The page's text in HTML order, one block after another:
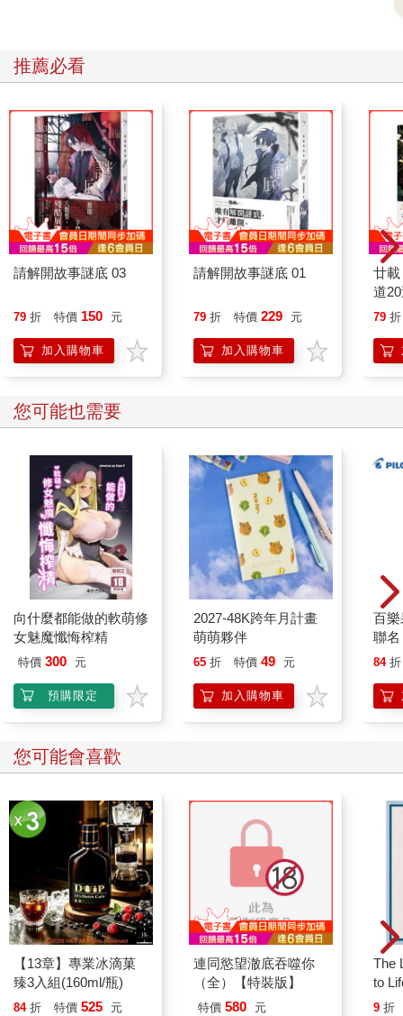
風火雷馳的剎那間，狂戰士另手已將長劍朝後一甩，瞬間化為鎖
鏈劍，鎖鏈劍身上騰起熊熊烈焰，就等巨斧與冰龍交鋒的下個瞬
間，這柄鎖鏈劍就能纏上冰龍的頸子，以高熱熔斷龍鱗與血肉，
斬斷龍首。
「就要得手了！」
就在莎良為之振奮的同時，位於冰龍尤里薩尾柄的錐狀晶體，卻
開始閃耀起蒼藍色的光輝，並且伴隨著魔力光暈朝前傳去，緊接
著冰龍背部、手肘，乃至頸側的晶體也紛紛閃爍著灼亮的魔力之
光，最後匯聚在冰龍的頭部。
趕忙調整姿態。果不出所料，下一瞬間，冰龍口中便噴吐出一道
夾雜著碎冰、霜與霧的龍捲風暴：「百萬年酷寒冰川！」
頸，以達成擊殺的目標。
正燃燒著熊熊火焰的鎖鏈劍吞沒；鎖鏈劍上的火焰瞬間熄滅同
時，冰霜噴吐已經沿著狂戰士的攻擊軌跡，朝其右手及身軀狂掃
而去，並且很快地便包覆到狂戰士單邊的翅翼之上。
當狂戰士的翅翼遭到急速冰凍時，彼此交錯覆蓋、用些微角度變
化調整氣流的翼片上立刻凝結出大量冰粒，使翅翼頓時喪失作
用。狂戰士俯衝攻擊的滑翔姿態瞬間失衡，而以高速墜向地表。
落地瞬間，遭到凍結的右翼就像是被冬霜包覆了的葉片那般，立
刻斷裂成數十個碎片，而機體本身則持續在如茵的坡面上拖行，
沿途還撞斷了兩根樹幹，最後才終於被第三棵樹木擋了下來。狂
戰士的長炳戎斧已然散落在不遠處，鎖鏈劍更已殘破不堪地皺成
一團。
「蒂兒！」方才起身的奎利昂駕駛艙內，莎良目睹這番景象，擔
跳到了冰龍尤里薩與墜地的狂戰士之間，透過奎利昂的擴音器吼
「……」然而，回應他的，只有山腰上呼嘯而過的風聲。
「重摔至此，亞蘭梅德駕駛恐命危矣。」
冰龍冷血地道：「即使一息尚存，恐怕也挺不過又一次的『百萬
年酷寒冰川』吐息。」語畢，冰龍尤里薩尾部的錐狀晶體再度閃
爍起魔力的光暈、並朝著身軀前端一路亮起，顯然正在醞釀又一
次的冰凍噴吐。
這句話頓時讓莎良整個怒火中燒，於是他讓奎利昂一躍來到倒地
推薦必看
請解開故事謎底 03
79 折 特價 150 元
加入購物車
請解開故事謎底 01
79 折 特價 229 元
加入購物車
廿
道
79 折
您可能也需要
向什麼都能做的軟萌修
女魅魔懺悔榨精
特價 300 元
預購限定
2027-48K跨年月計畫
萌萌夥伴
65 折 特價 49 元
加入購物車
百
聯
84 折
您可能會喜歡
【13章】專業冰滴菓
臻3入組(160ml/瓶)
84 折 特價 525 元
連同慾望澈底吞噬你
（全）【特裝版】
特價 580 元
The
to
9 折